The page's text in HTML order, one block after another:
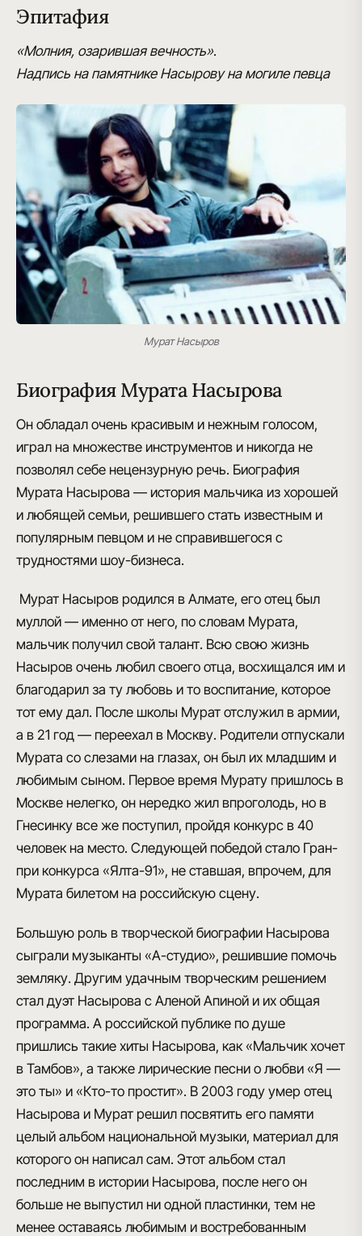
Эпитафия
«Молния, озарившая вечность».
Надпись на памятнике Насырову на могиле певца
Мурат Насыров
Биография Мурата Насырова
Он обладал очень красивым и нежным голосом,
играл на множестве инструментов и никогда не
позволял себе нецензурную речь. Биография
Мурата Насырова — история мальчика из хорошей
и любящей семьи, решившего стать известным и
популярным певцом и не справившегося с
трудностями шоу-бизнеса.
Мурат Насыров родился в Алмате, его отец был
муллой — именно от него, по словам Мурата,
мальчик получил свой талант. Всю свою жизнь
Насыров очень любил своего отца, восхищался им и
благодарил за ту любовь и то воспитание, которое
тот ему дал. После школы Мурат отслужил в армии,
а в 21 год — переехал в Москву. Родители отпускали
Мурата со слезами на глазах, он был их младшим и
любимым сыном. Первое время Мурату пришлось в
Москве нелегко, он нередко жил впроголодь, но в
Гнесинку все же поступил, пройдя конкурс в 40
человек на место. Следующей победой стало Гран-
при конкурса «Ялта-91», не ставшая, впрочем, для
Мурата билетом на российскую сцену.
Большую роль в творческой биографии Насырова
сыграли музыканты «А-студио», решившие помочь
земляку. Другим удачным творческим решением
стал дуэт Насырова с Аленой Апиной и их общая
программа. А российской публике по душе
пришлись такие хиты Насырова, как «Мальчик хочет
в Тамбов», а также лирические песни о любви «Я —
это ты» и «Кто-то простит». В 2003 году умер отец
Насырова и Мурат решил посвятить его памяти
целый альбом национальной музыки, материал для
которого он написал сам. Этот альбом стал
последним в истории Насырова, после него он
больше не выпустил ни одной пластинки, тем не
менее оставаясь любимым и востребованным